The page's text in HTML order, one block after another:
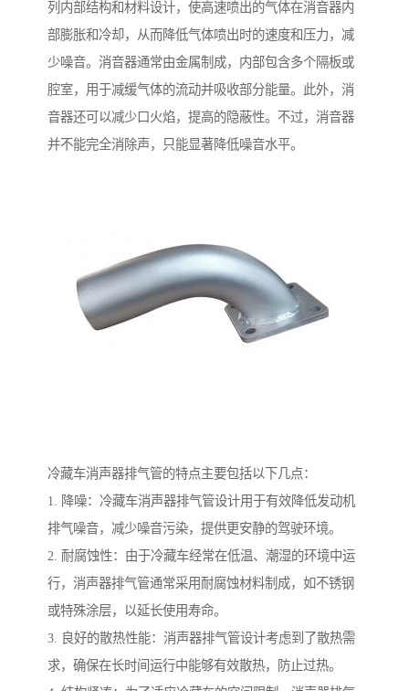
列内部结构和材料设计，使高速喷出的气体在消音器内
部膨胀和冷却，从而降低气体喷出时的速度和压力，减
少噪音。消音器通常由金属制成，内部包含多个隔板或
腔室，用于减缓气体的流动并吸收部分能量。此外，消
音器还可以减少口火焰，提高的隐蔽性。不过，消音器
并不能完全消除声，只能显著降低噪音水平。
冷藏车消声器排气管的特点主要包括以下几点：
1. 降噪：冷藏车消声器排气管设计用于有效降低发动机
排气噪音，减少噪音污染，提供更安静的驾驶环境。
2. 耐腐蚀性：由于冷藏车经常在低温、潮湿的环境中运
行，消声器排气管通常采用耐腐蚀材料制成，如不锈钢
或特殊涂层，以延长使用寿命。
3. 良好的散热性能：消声器排气管设计考虑到了散热需
求，确保在长时间运行中能够有效散热，防止过热。